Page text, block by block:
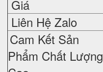
Giá
Liên Hệ Zalo
Cam Kết Sản
Phẩm Chất Lượng